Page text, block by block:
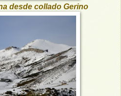
desde collado Gerino